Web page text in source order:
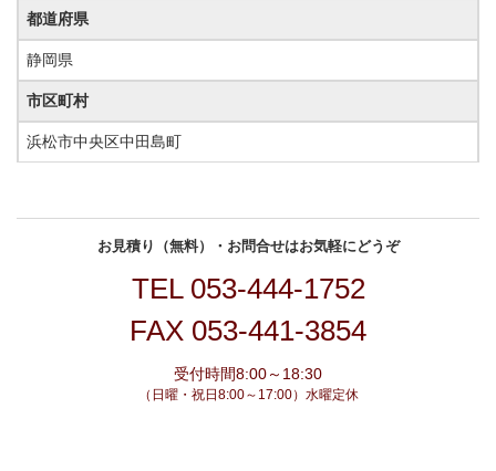
都道府県
静岡県
市区町村
浜松市中央区中田島町
お見積り（無料）・お問合せはお気軽にどうぞ
TEL 053-444-1752
FAX 053-441-3854
受付時間8:00～18:30
（日曜・祝日8:00～17:00）水曜定休